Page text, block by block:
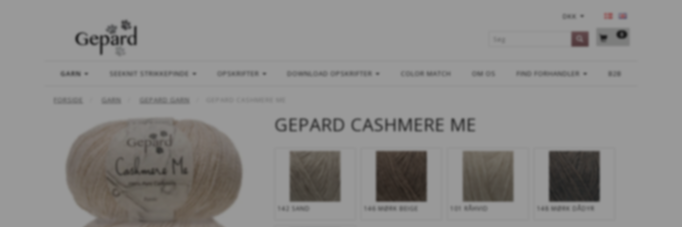
DKK
0
GARN SEEKNIT STRIKKEPINDE OPSKRIFTER DOWNLOAD OPSKRIFTER COLOR MATCH OM OS FIND FORHANDLER B2B
FORSIDE GARN GEPARD GARN
GEPARD CASHMERE ME
142 SAND 146 MØRK BEIGE 101 RÅHVID 148 MØRK DÅDYR